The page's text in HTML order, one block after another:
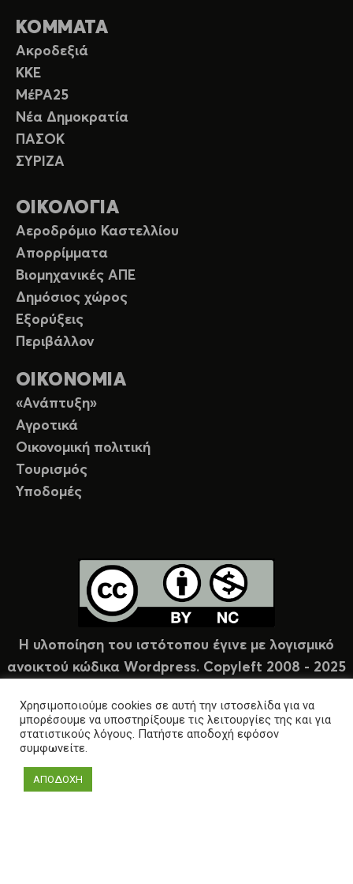
ΚΟΜΜΑΤΑ
Ακροδεξιά
ΚΚΕ
ΜέΡΑ25
Νέα Δημοκρατία
ΠΑΣΟΚ
ΣΥΡΙΖΑ
ΟΙΚΟΛΟΓΙΑ
Αεροδρόμιο Καστελλίου
Απορρίμματα
Βιομηχανικές ΑΠΕ
Δημόσιος χώρος
Εξορύξεις
Περιβάλλον
ΟΙΚΟΝΟΜΙΑ
«Ανάπτυξη»
Αγροτικά
Οικονομική πολιτική
Τουρισμός
Υποδομές
Η υλοποίηση του ιστότοπου έγινε με λογισμικό
ανοικτού κώδικα Wordpress. Copyleft 2008 - 2025
Χρησιμοποιούμε cookies σε αυτή την ιστοσελίδα για να
μπορέσουμε να υποστηρίξουμε τις λειτουργίες της και για
στατιστικούς λόγους. Πατήστε αποδοχή εφόσον
συμφωνείτε.
ΑΠΟΔΟΧΗ